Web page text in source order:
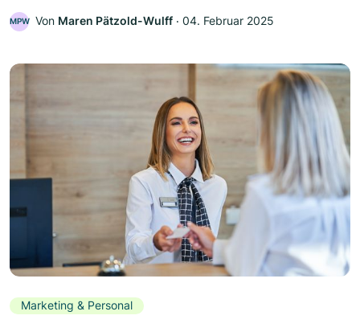
MPW Von Maren Pätzold-Wulff ‧ 04. Februar 2025
Marketing & Personal